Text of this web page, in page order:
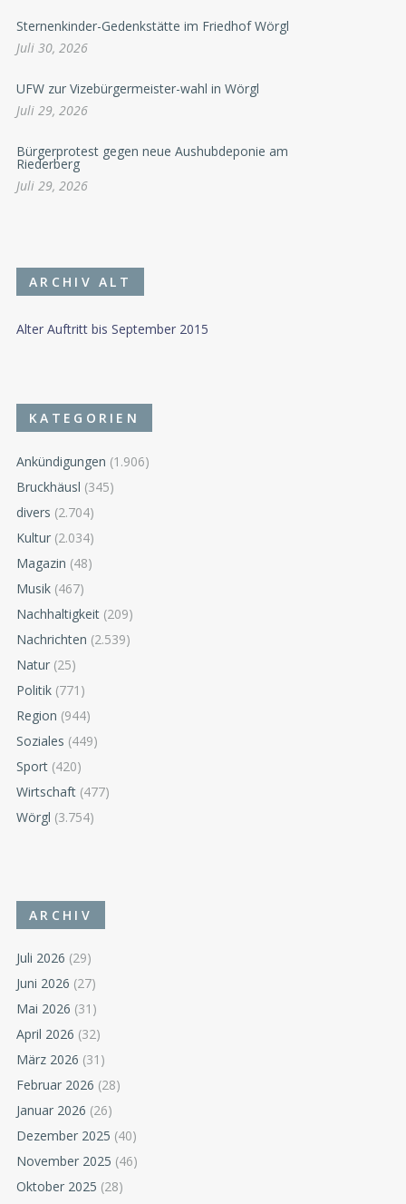
Sternenkinder-Gedenkstätte im Friedhof Wörgl
Juli 30, 2026
UFW zur Vizebürgermeister-wahl in Wörgl
Juli 29, 2026
Bürgerprotest gegen neue Aushubdeponie am
Riederberg
Juli 29, 2026
ARCHIV ALT
Alter Auftritt bis September 2015
KATEGORIEN
Ankündigungen (1.906)
Bruckhäusl (345)
divers (2.704)
Kultur (2.034)
Magazin (48)
Musik (467)
Nachhaltigkeit (209)
Nachrichten (2.539)
Natur (25)
Politik (771)
Region (944)
Soziales (449)
Sport (420)
Wirtschaft (477)
Wörgl (3.754)
ARCHIV
Juli 2026 (29)
Juni 2026 (27)
Mai 2026 (31)
April 2026 (32)
März 2026 (31)
Februar 2026 (28)
Januar 2026 (26)
Dezember 2025 (40)
November 2025 (46)
Oktober 2025 (28)